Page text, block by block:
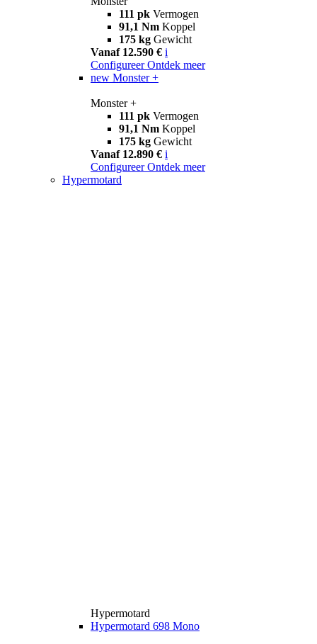
111 pk Vermogen
91,1 Nm Koppel
175 kg Gewicht
Vanaf 12.590 € i
Configureer Ontdek meer
new Monster +
Monster +
111 pk Vermogen
91,1 Nm Koppel
175 kg Gewicht
Vanaf 12.890 € i
Configureer Ontdek meer
Hypermotard
Hypermotard
Hypermotard 698 Mono